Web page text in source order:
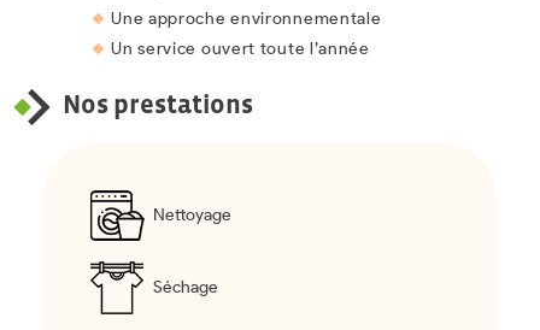
Une approche environnementale
Un service ouvert toute l’année
Nos prestations
Nettoyage
Séchage